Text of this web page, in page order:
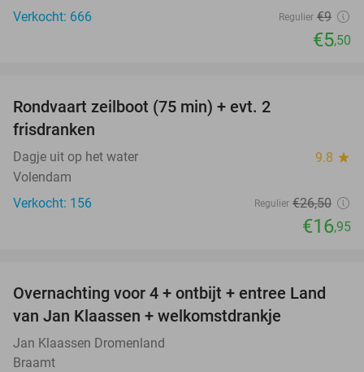
Verkocht: 666
Regulier €9
€5,50
Rondvaart zeilboot (75 min) + evt. 2
frisdranken
Dagje uit op het water 9.8 star
Volendam
Verkocht: 156
Regulier €26,50
€16,95
54%
Overnachting voor 4 + ontbijt + entree Land
van Jan Klaassen + welkomstdrankje
Jan Klaassen Dromenland
Braamt